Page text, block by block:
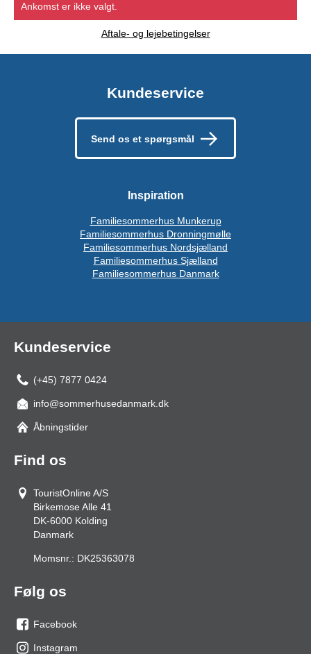
Ankomst er ikke valgt.
Aftale- og lejebetingelser
Kundeservice
Send os et spørgsmål
Inspiration
Familiesommerhus Munkerup
Familiesommerhus Dronningmølle
Familiesommerhus Nordsjælland
Familiesommerhus Sjælland
Familiesommerhus Danmark
Kundeservice
(+45) 7877 0424
info@sommerhusedanmark.dk
Åbningstider
Find os
TouristOnline A/S
Birkemose Alle 41
DK-6000 Kolding
Danmark
Momsnr.: DK25363078
Følg os
os
Facebook
Instagram